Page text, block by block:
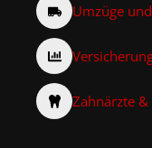
Umzüge
Zahnärzte